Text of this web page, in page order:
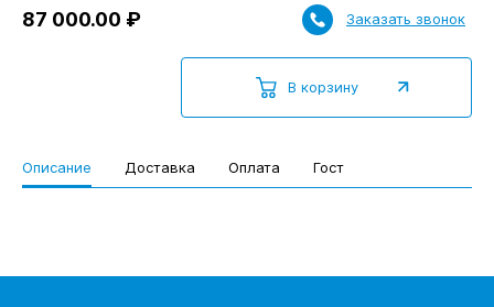
В корзину
87 000.00 ₽ Заказать звонок
Описание Доставка Оплата Гост